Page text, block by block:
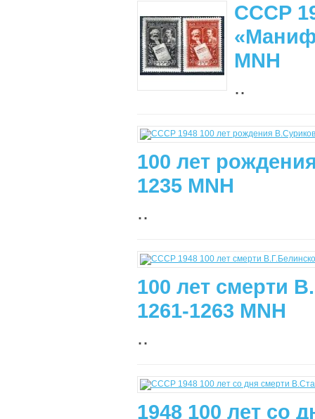
СССР
MNH
..
100 лет
1235 MNH
..
100 лет смерти
1261-1263 MNH
..
1948 100 лет со